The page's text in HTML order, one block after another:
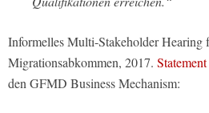
Informelles Multi-Stakeholder Hearing
Migrationsabkommen, 2017.
den GFMD Business Mechanism: